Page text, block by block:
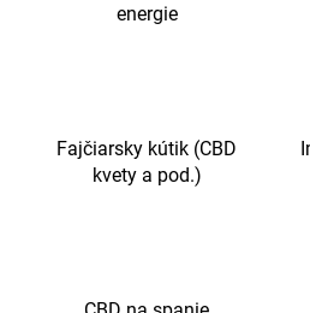
energie
Fajčiarsky kútik (CBD
kvety a pod.)
ORANGE